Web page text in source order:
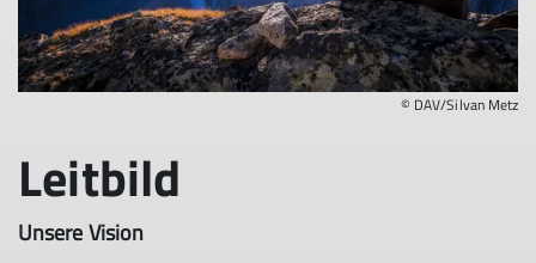
© DAV/Silvan Metz
Leitbild
Unsere Vision